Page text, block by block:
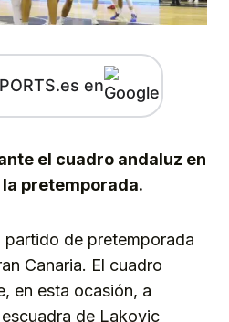
en
el cuadro andaluz en
pretemporada.
partido de pretemporada
Canaria. El cuadro
en esta ocasión, a
de Lakovic